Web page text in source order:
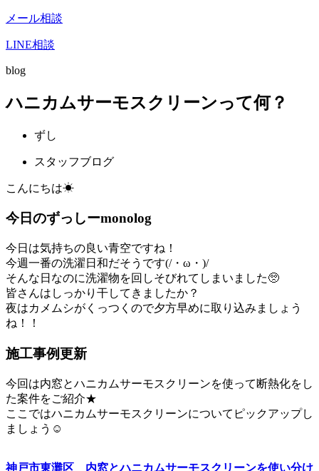
メール相談
LINE相談
blog
ハニカムサーモスクリーンって何？
ずし
スタッフブログ
こんにちは☀
今日のずっしーmonolog
今日は気持ちの良い青空ですね！
今週一番の洗濯日和だそうです(/・ω・)/
そんな日なのに洗濯物を回しそびれてしまいました🥺
皆さんはしっかり干してきましたか？
夜はカメムシがくっつくので夕方早めに取り込みましょう
ね！！
施工事例更新
今回は内窓とハニカムサーモスクリーンを使って断熱化をし
た案件をご紹介★
ここではハニカムサーモスクリーンについてピックアップし
ましょう☺
神戸市東灘区 内窓とハニカムサーモスクリーンを使い分け